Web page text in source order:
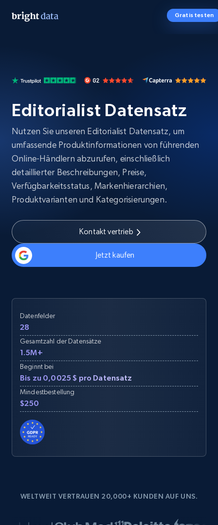
Gratis testen
Editorialist Datensatz
Nutzen Sie unseren Editorialist Datensatz, um
umfassende Produktinformationen von führenden
Online-Händlern abzurufen, einschließlich
detaillierter Beschreibungen, Preise,
Verfügbarkeitsstatus, Markenhierarchien,
Produktvarianten und Kategorisierungen.
Kontakt vertrieb
Jetzt kaufen
Datenfelder
28
Gesamtzahl der Datensätze
1.5M+
Beginnt bei
Bis zu 0,0025 $ pro Datensatz
Mindestbestellung
$250
WELTWEIT VERTRAUEN 20,000+ KUNDEN AUF UNS.